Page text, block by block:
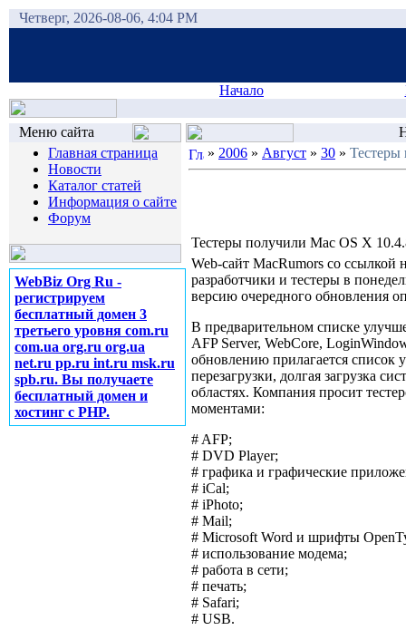
Четверг, 2026-08-06, 4:04 PM
Начало
Меню сайта
Главная страница
Новости
Каталог статей
Информация о сайте
Форум
WebBiz Org Ru -
регистрируем
бесплатный домен 3
третьего уровня com.ru
com.ua org.ru org.ua
net.ru pp.ru int.ru msk.ru
spb.ru. Вы получаете
бесплатный домен и
хостинг с PHP.
» 2006 » Август » 30 » Тестеры
Тестеры получили Mac OS X
Web-сайт MacRumors со
разработчики и тестеры в
версию очередного обновления
В предварительном списке
AFP Server, WebCore,
обновлению прилагается список
перезагрузки, долгая загрузка
областях. Компания просит
моментами:
# AFP;
# DVD Player;
# графика и графические
# iCal;
# iPhoto;
# Mail;
# Microsoft Word и шрифты
# использование модема;
# работа в сети;
# печать;
# Safari;
# USB.